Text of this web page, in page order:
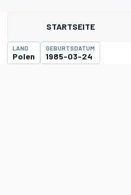
STARTSEITE
LAND
Polen
GEBURTSDATUM
1985-03-24